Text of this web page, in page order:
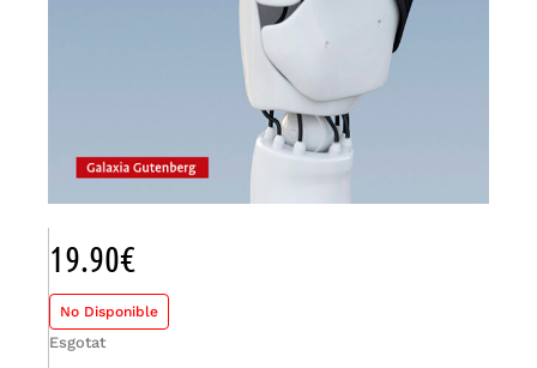
19.90€
No Disponible
Esgotat